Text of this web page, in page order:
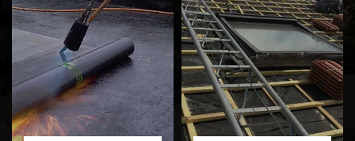
Peinture sur tuile
31
Nettoyage
demoussage de
toiture 31